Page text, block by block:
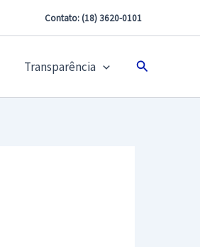
Contato: (18) 3620-0101
Transparência Pesquisar